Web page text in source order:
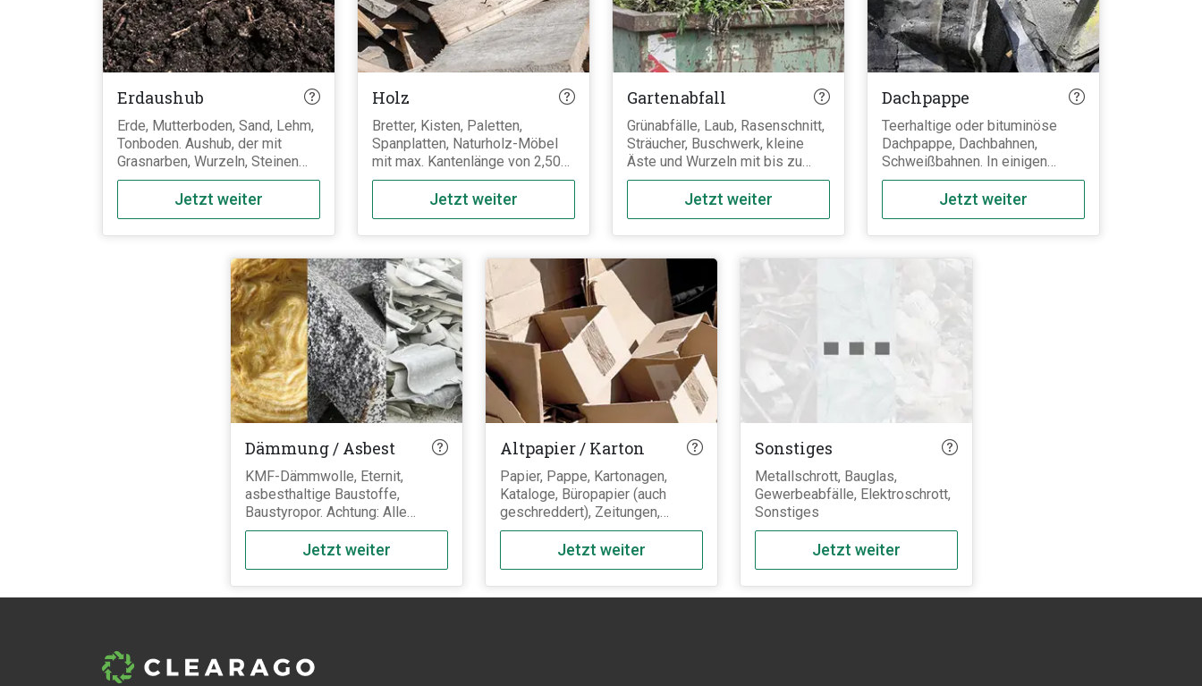
Erdaushub
Erde, Mutterboden, Sand, Lehm,
Tonboden. Aushub, der mit
Grasnarben, Wurzeln, Steinen
oder Schutt durchsetzt ist, muss
als verunreinigter Erdaushub
entsorgt werden. Besagte
Fremdanteile dürfen aber auch
Jetzt weiter
Holz
Bretter, Kisten, Paletten,
Spanplatten, Naturholz-Möbel
mit max. Kantenlänge von 2,50m.
Hölzerne Außenzäune,
Außentüren und Außenfenster
sind mit Holzschutzmittel
imprägniert und müssen als
entsorgt werden. Frisches Holz
(z.B. Baumstumpen) gehört nicht
zum Altholz und ist unter
Gartenabfall / Baumstumpen
und Wurzeln zu finden.
Jetzt weiter
Gartenabfall
Grünabfälle, Laub, Rasenschnitt,
Sträucher, Buschwerk, kleine
Äste und Wurzeln mit bis zu
15cm Durchmesser und 1m
Länge. Größere Äste,
weitreichendes Wurzelwerk
oder gar ganze Baumstumpen
Grünschnitt und müssen
getrennt als "Baumstumpen und
Wurzeln" entsorgt werden.
Jetzt weiter
Dachpappe
Teerhaltige oder bituminöse
Dachpappe, Dachbahnen,
Schweißbahnen. In einigen
Bundesländern ist für die
Entsorgung von jeglicher Art von
Dachpappe eine
Laboruntersuchung zwingend
Jetzt weiter
Dämmung / Asbest
KMF-Dämmwolle, Eternit,
asbesthaltige Baustoffe,
Baustyropor. Achtung: Alle
Baustoffe dieser Kategorie
müssen staub- und luftdicht in
reißfeste Säcke (sog. BigBags)
verpackt und getrennt
voneinander entsorgt werden.
Jetzt weiter
Altpapier / Karton
Papier, Pappe, Kartonagen,
Kataloge, Büropapier (auch
geschreddert), Zeitungen,
Pappkartons,
Pappverpackungen ohne
Verunreinigungen, wie z.B.
Kunststoffverpackungen oder
Aktenordner mit
Jetzt weiter
Sonstiges
Metallschrott, Bauglas,
Gewerbeabfälle, Elektroschrott,
Sonstiges
Jetzt weiter